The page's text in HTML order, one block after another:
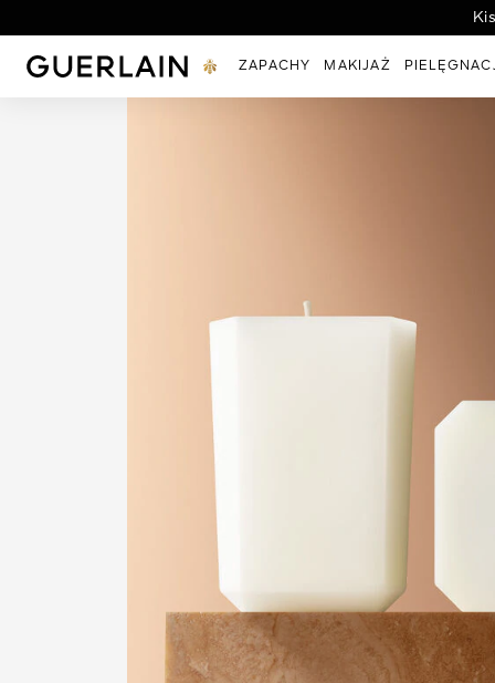
Guerlain - (Powrót do strony głównej)
ZAPACHY MAKIJAŻ